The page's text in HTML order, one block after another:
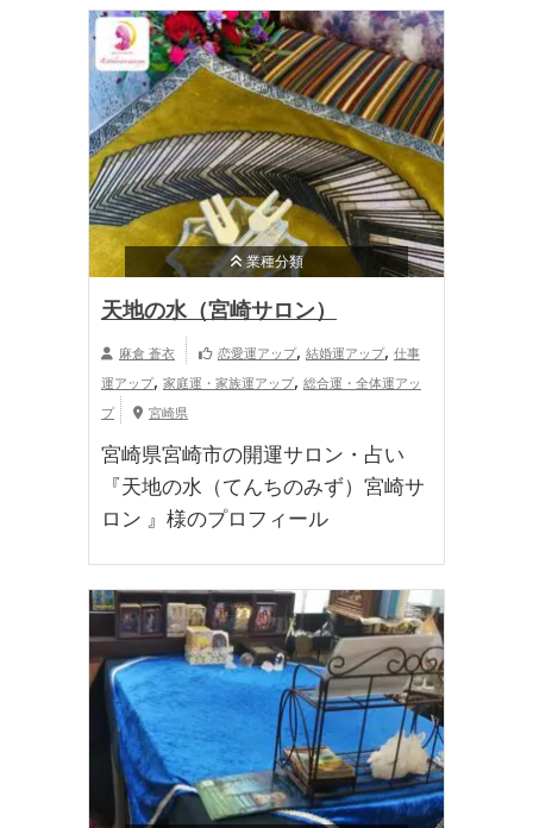
業種分類
天地の水（宮崎サロン）
麻倉 蒼衣 恋愛運アップ, 結婚運アップ, 仕事
運アップ, 家庭運・家族運アップ, 総合運・全体運アッ
プ
宮崎県
宮崎県宮崎市の開運サロン・占い
『天地の水（てんちのみず）宮崎サ
ロン 』様のプロフィール